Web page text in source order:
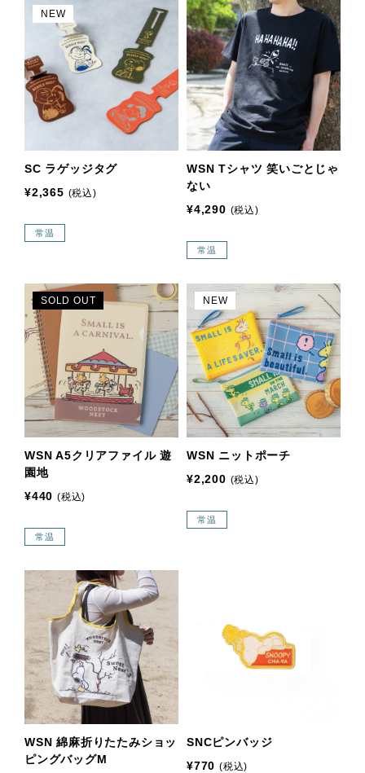
NEW
SC ラゲッジタグ
¥2,365 (税込)
常温
WSN Tシャツ 笑いごとじゃ
ない
¥4,290 (税込)
常温
SOLD OUT
WSN A5クリアファイル 遊
園地
¥440 (税込)
常温
NEW
WSN ニットポーチ
¥2,200 (税込)
常温
WSN 綿麻折りたたみショッ
ピングバッグM
SNCピンバッジ
¥770 (税込)